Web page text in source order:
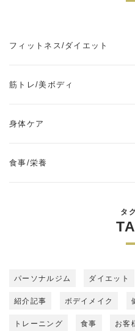
フィットネス/ダイエット
筋トレ/美ボディ
身体ケア
食事/栄養
タ
パーソナルジム ダイエット
紹介記事 ボデイメイク
トレーニング 食事 お客